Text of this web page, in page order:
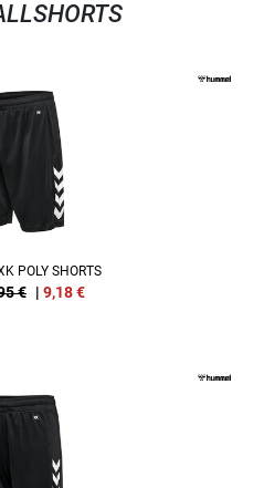
POLY SHORTS
€ | 9,18€